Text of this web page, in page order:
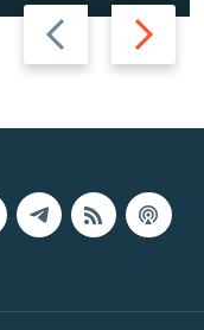
Назад Вперед